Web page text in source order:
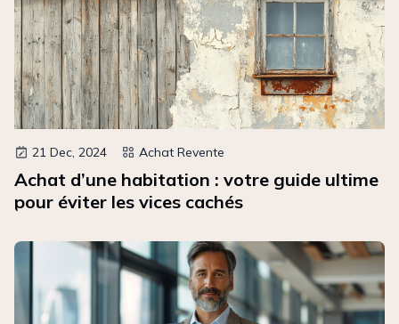
21 Dec, 2024 Achat Revente
Achat d’une habitation : votre guide ultime
pour éviter les vices cachés